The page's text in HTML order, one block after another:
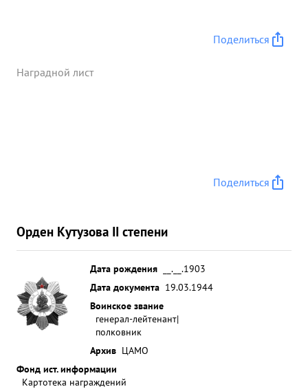
организовал доставку боеприпасов и горючего
к линии фронта. Всего за операцию самолетами
Поделиться
Наградной лист
Поделиться
Орден Кутузова II степени
Дата рождения
__.__.1903
Дата документа 19.03.1944
Воинское звание
генерал-лейтенант|
полковник
Архив ЦАМО
Фонд ист. информации
Картотека награждений